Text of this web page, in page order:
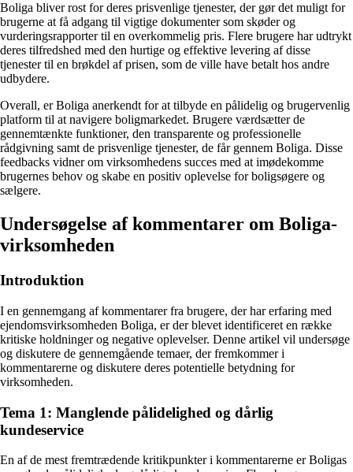
Boliga bliver rost for deres prisvenlige tjenester, der gør det muligt for
brugerne at få adgang til vigtige dokumenter som skøder og
vurderingsrapporter til en overkommelig pris. Flere brugere har udtrykt
deres tilfredshed med den hurtige og effektive levering af disse
tjenester til en brøkdel af prisen, som de ville have betalt hos andre
udbydere.
Overall, er Boliga anerkendt for at tilbyde en pålidelig og brugervenlig
platform til at navigere boligmarkedet. Brugere værdsætter de
gennemtænkte funktioner, den transparente og professionelle
rådgivning samt de prisvenlige tjenester, de får gennem Boliga. Disse
feedbacks vidner om virksomhedens succes med at imødekomme
brugernes behov og skabe en positiv oplevelse for boligsøgere og
sælgere.
Undersøgelse af kommentarer om Boliga-
virksomheden
Introduktion
I en gennemgang af kommentarer fra brugere, der har erfaring med
ejendomsvirksomheden Boliga, er der blevet identificeret en række
kritiske holdninger og negative oplevelser. Denne artikel vil undersøge
og diskutere de gennemgående temaer, der fremkommer i
kommentarerne og diskutere deres potentielle betydning for
virksomheden.
Tema 1: Manglende pålidelighed og dårlig
kundeservice
En af de mest fremtrædende kritikpunkter i kommentarerne er Boligas